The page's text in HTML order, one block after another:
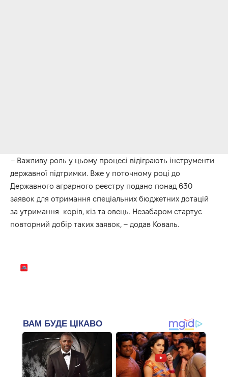
– Важливу роль у цьому процесі відіграють інструменти
державної підтримки. Вже у поточному році до
Державного аграрного реєстру подано понад 630
заявок для отримання спеціальних бюджетних дотацій
за утримання корів, кіз та овець. Незабаром стартує
повторний добір таких заявок, – додав Коваль.